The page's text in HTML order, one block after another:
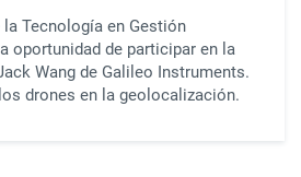
Tecnología en Gestión
oportunidad de participar en la
Wang de Galileo Instruments.
drones en la geolocalización.